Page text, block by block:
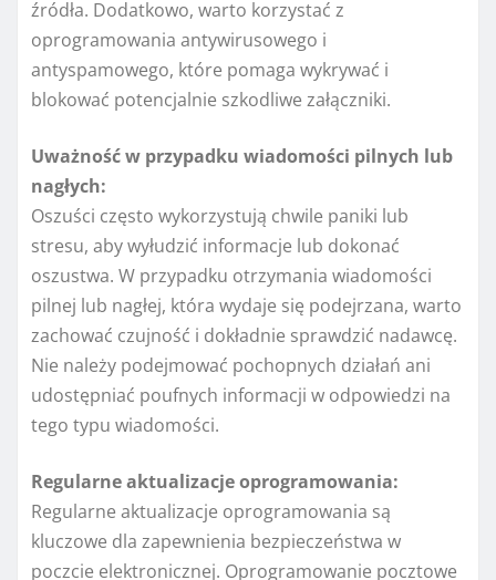
źródła. Dodatkowo, warto korzystać z
oprogramowania antywirusowego i
antyspamowego, które pomaga wykrywać i
blokować potencjalnie szkodliwe załączniki.
Uważność w przypadku wiadomości pilnych lub
nagłych:
Oszuści często wykorzystują chwile paniki lub
stresu, aby wyłudzić informacje lub dokonać
oszustwa. W przypadku otrzymania wiadomości
pilnej lub nagłej, która wydaje się podejrzana, warto
zachować czujność i dokładnie sprawdzić nadawcę.
Nie należy podejmować pochopnych działań ani
udostępniać poufnych informacji w odpowiedzi na
tego typu wiadomości.
Regularne aktualizacje oprogramowania:
Regularne aktualizacje oprogramowania są
kluczowe dla zapewnienia bezpieczeństwa w
poczcie elektronicznej. Oprogramowanie pocztowe